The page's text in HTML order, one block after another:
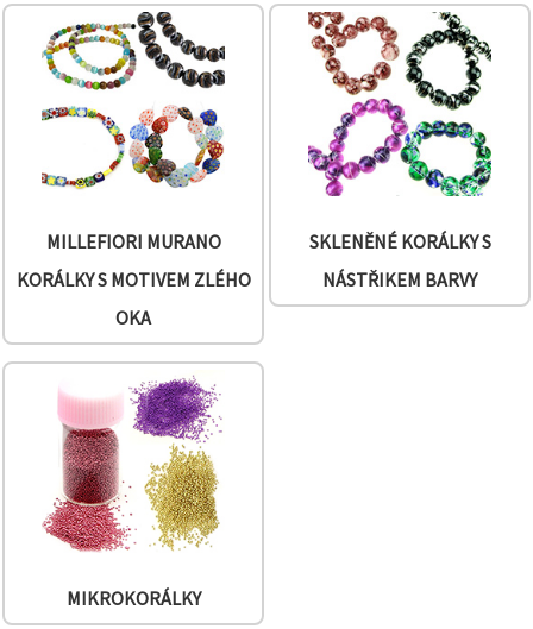
MILLEFIORI MURANO
KORÁLKY S MOTIVEM ZLÉHO
OKA
SKLENĚNÉ KORÁLKY S
NÁSTŘIKEM BARVY
MIKROKORÁLKY